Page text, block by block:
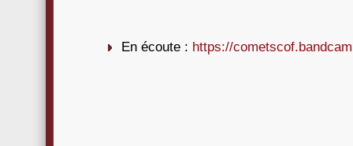
En écoute : https://